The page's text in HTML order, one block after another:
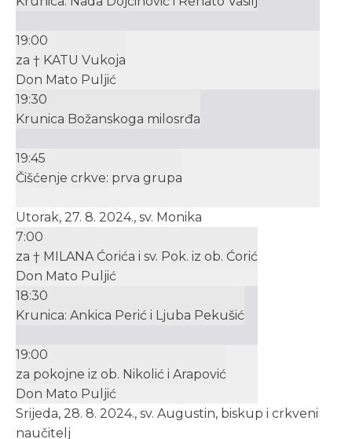
19:00
za † KATU Vukoja
Don Mato Puljić
19:30
Krunica Božanskoga milosrđa
19:45
Čišćenje crkve: prva grupa
Utorak, 27. 8. 2024., sv. Monika
7:00
za † MILANA Ćorića i sv. Pok. iz ob. Ćorić
Don Mato Puljić
18:30
Krunica: Ankica Perić i Ljuba Pekušić
19:00
za pokojne iz ob. Nikolić i Arapović
Don Mato Puljić
Srijeda, 28. 8. 2024., sv. Augustin, biskup i crkveni
naučitelj